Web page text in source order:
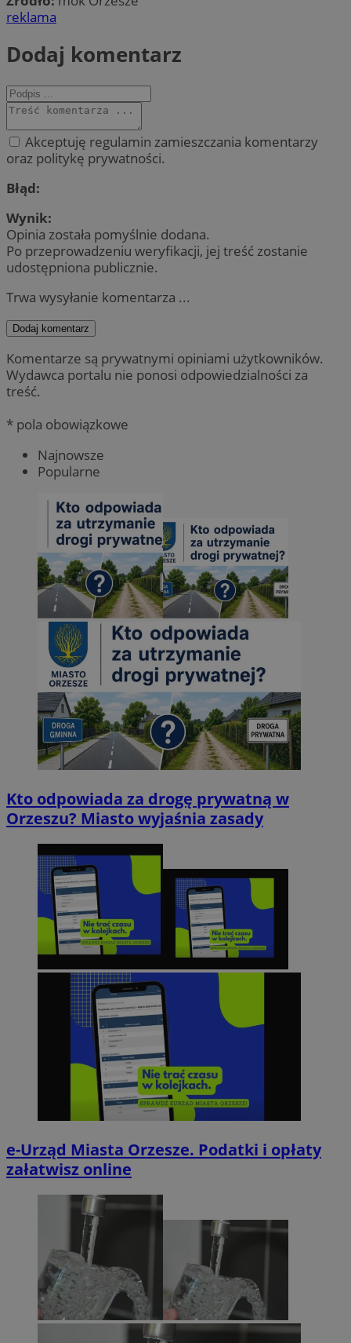
reklama
Dodaj komentarz
Akceptuję regulamin zamieszczania komentarzy
oraz politykę prywatności.
Błąd:
Wynik:
Opinia została pomyślnie dodana.
Po przeprowadzeniu weryfikacji, jej treść zostanie
udostępniona publicznie.
Trwa wysyłanie komentarza ...
Dodaj komentarz
Komentarze są prywatnymi opiniami użytkowników.
Wydawca portalu nie ponosi odpowiedzialności za
treść.
* pola obowiązkowe
Najnowsze
Popularne
Kto odpowiada za drogę prywatną w
Orzeszu? Miasto wyjaśnia zasady
e-Urząd Miasta Orzesze. Podatki i opłaty
załatwisz online